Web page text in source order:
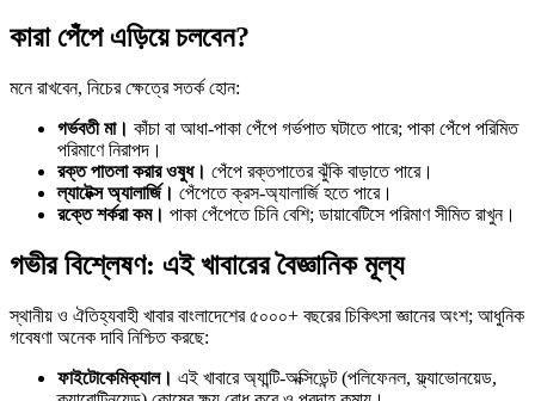
কারা পেঁপে এড়িয়ে চলবেন?
মনে রাখবেন, নিচের ক্ষেত্রে সতর্ক হোন:
গর্ভবতী মা। কাঁচা বা আধা-পাকা পেঁপে গর্ভপাত ঘটাতে পারে; পাকা পেঁপে পরিমিত
পরিমাণে নিরাপদ।
রক্ত পাতলা করার ওষুধ। পেঁপে রক্তপাতের ঝুঁকি বাড়াতে পারে।
ল্যাটেক্স অ্যালার্জি। পেঁপেতে ক্রস-অ্যালার্জি হতে পারে।
রক্তে শর্করা কম। পাকা পেঁপেতে চিনি বেশি; ডায়াবেটিসে পরিমাণ সীমিত রাখুন।
গভীর বিশ্লেষণ: এই খাবারের বৈজ্ঞানিক মূল্য
স্থানীয় ও ঐতিহ্যবাহী খাবার বাংলাদেশের ৫০০০+ বছরের চিকিৎসা জ্ঞানের অংশ; আধুনিক
গবেষণা অনেক দাবি নিশ্চিত করছে:
ফাইটোকেমিক্যাল। এই খাবারে অ্যান্টি-অক্সিডেন্ট (পলিফেনল, ফ্ল্যাভোনয়েড,